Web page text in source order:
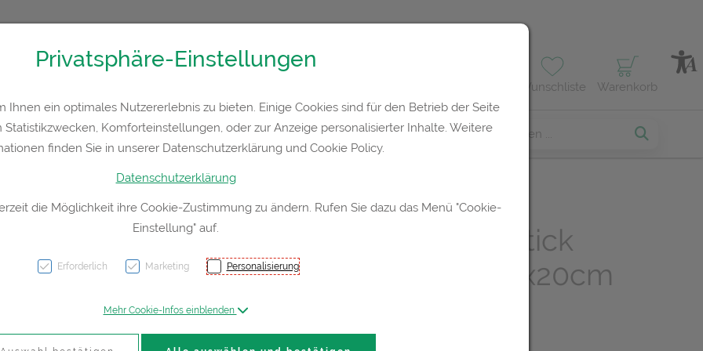
Wunschliste Warenkorb
Hautpflege Familie Nahrungsergänzung Diverses
Farfalla Aroma-airstick
Ersatzstaebchen 8x20cm
Privatsphäre-Einstellungen
Ihnen ein optimales Nutzererlebnis zu bieten. Einige Cookies sind für den Betrieb der Seite
Komforteinstellungen, oder zur Anzeige personalisierter Inhalte. Weitere
finden Sie in unserer Datenschutzerklärung und Cookie Policy.
Datenschutzerklärung
die Möglichkeit ihre Cookie-Zustimmung zu ändern. Rufen Sie dazu das Menü "Cookie-
Einstellung" auf.
Erforderlich Marketing Personalisierung
Mehr Cookie-Infos einblenden